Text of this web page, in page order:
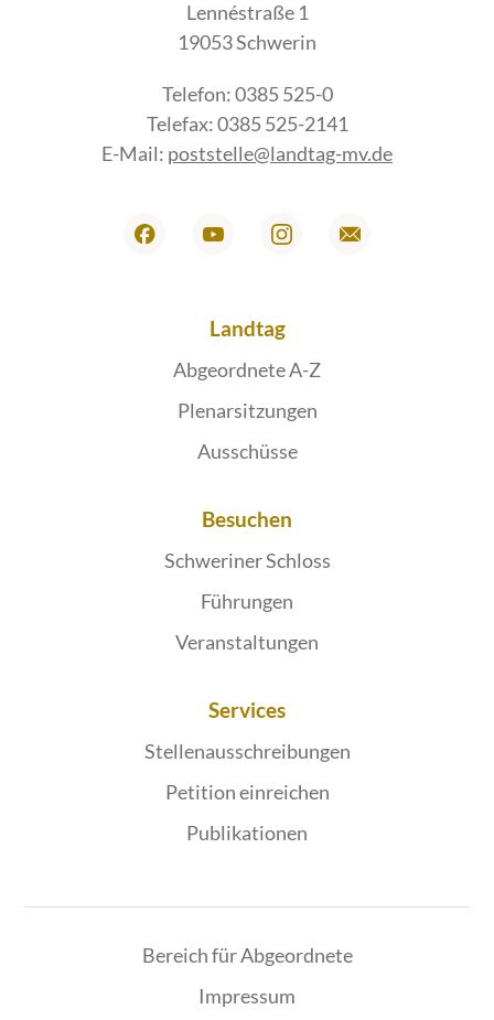
Lennéstraße 1
19053 Schwerin
Telefon: 0385 525-0
Telefax: 0385 525-2141
E-Mail: poststelle@landtag-mv.de
Landtag
Abgeordnete A-Z
Plenarsitzungen
Ausschüsse
Besuchen
Schweriner Schloss
Führungen
Veranstaltungen
Services
Stellenausschreibungen
Petition einreichen
Publikationen
Bereich für Abgeordnete
Impressum